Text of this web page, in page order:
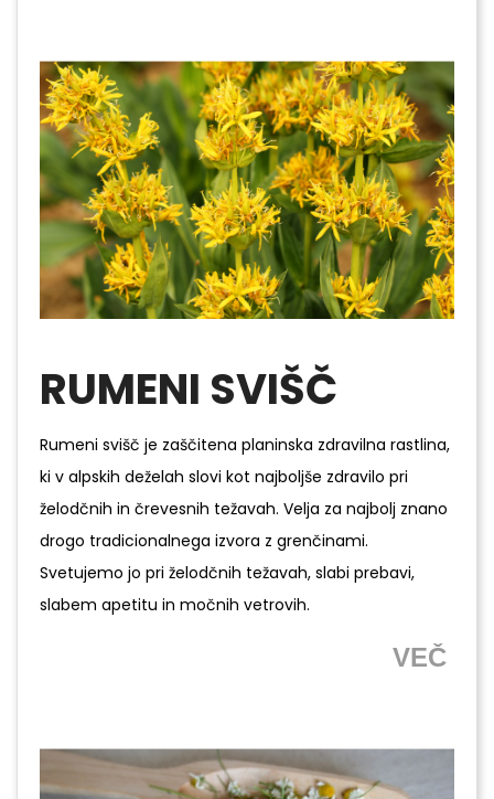
RUMENI SVIŠČ
Rumeni svišč je zaščitena planinska zdravilna rastlina,
ki v alpskih deželah slovi kot najboljše zdravilo pri
želodčnih in črevesnih težavah. Velja za najbolj znano
drogo tradicionalnega izvora z grenčinami.
Svetujemo jo pri želodčnih težavah, slabi prebavi,
slabem apetitu in močnih vetrovih.
VEČ